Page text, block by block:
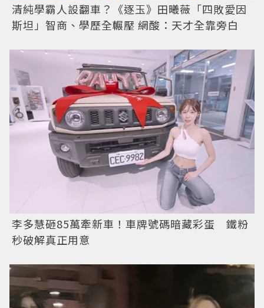
清純學霸人設翻車？《逐玉》田曦薇「四敗愛因
斯坦」智商、學歷全輾壓 網酸：天才全靠旁白
李多慧砸85萬牽新車！車牌號碼暗藏彩蛋 鐵粉
秒破解真正用意